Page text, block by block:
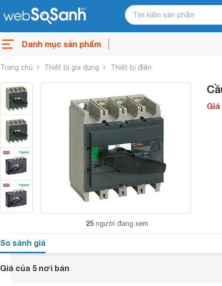
Danh mục sản phẩm
Trang chủ Thiết bị gia dụng Thiết bị điện
25 người đang xem
Giá
So sánh giá
Giá của 5 nơi bán